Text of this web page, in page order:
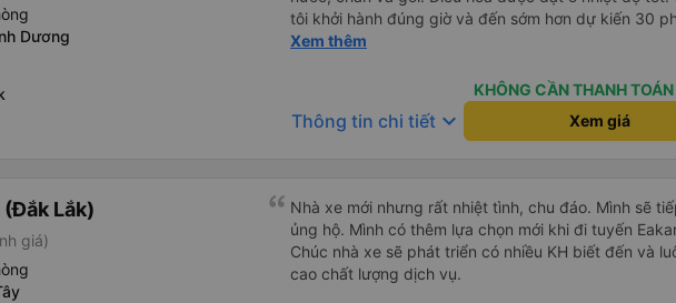
Dương
tôi khởi hành đúng giờ và đến sớm hơn dự kiến 30
xế rất tuyệt so với những tài xế khác ở Việt Nam!
cảm giác lái xe an toàn nên rất dễ ngủ. Tôi rất vui vì
qua Vexere và có vị trí xe buýt trên GPS và biển số
phải tìm kiếm xung quanh bến xe để tìm thấy nó, đây
Xem thêm
KHÔNG CẦN THANH
Thông tin chi tiết keyboard_arrow_down Xem giá
Lắk)
giá)
Nhà xe mới nhưng rất nhiệt tình, chu đáo. Mình sẽ
ủng hộ. Mình có thêm lựa chọn mới khi đi tuyến
Chúc nhà xe sẽ phát triển có nhiều KH biết đến và
cao chất lượng dịch vụ.